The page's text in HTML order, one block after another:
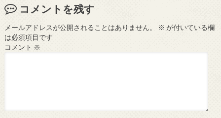
コメントを残す
メールアドレスが公開されることはありません。 ※ が付いている欄
は必須項目です
コメント ※